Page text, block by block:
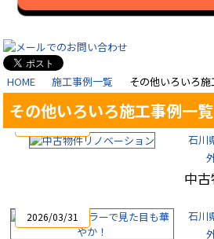
HOME 施工事例一覧 その他いろいろ
その他いろいろ施工事例一覧
2026/04/07
石川
中
2026/03/31
石川